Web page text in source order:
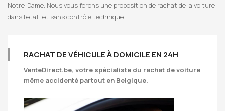
Notre-Dame. Nous vous ferons une proposition de rachat de la voiture
dans l’etat, et sans contrôle technique.
RACHAT DE VÉHICULE À DOMICILE EN 24H
VenteDirect.be, votre spécialiste du rachat de voiture
même accidenté partout en Belgique.